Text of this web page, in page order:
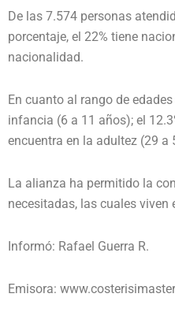
De las 7.574 personas
porcentaje, el 22% tiene
nacionalidad.
En cuanto al rango de
infancia (6 a 11 años); el
encuentra en la adultez (29 a
La alianza ha permitido la
necesitadas, las cuales
Informó: Rafael Guerra R.
Emisora: